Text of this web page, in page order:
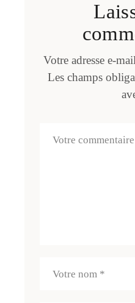
Votre adresse e-
Les champs